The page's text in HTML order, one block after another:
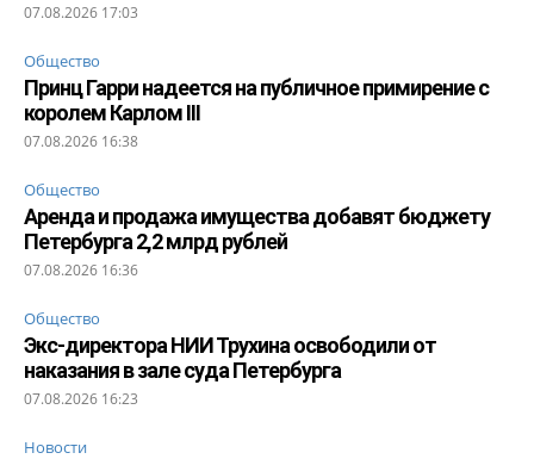
07.08.2026 17:03
Общество
Принц Гарри надеется на публичное примирение с
королем Карлом III
07.08.2026 16:38
Общество
Аренда и продажа имущества добавят бюджету
Петербурга 2,2 млрд рублей
07.08.2026 16:36
Общество
Экс-директора НИИ Трухина освободили от
наказания в зале суда Петербурга
07.08.2026 16:23
Новости